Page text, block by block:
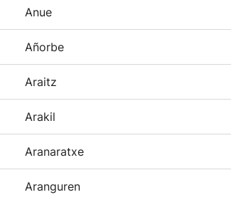
Anue
Añorbe
Araitz
Arakil
Aranaratxe
Aranguren